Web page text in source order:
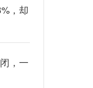
，却
，一